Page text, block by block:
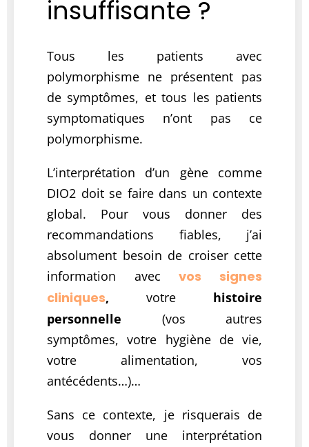
insuffisante ?
Tous les patients avec
polymorphisme ne présentent pas
de symptômes, et tous les patients
symptomatiques n’ont pas ce
polymorphisme.
L’interprétation d’un gène comme
DIO2 doit se faire dans un contexte
global. Pour vous donner des
recommandations fiables, j’ai
absolument besoin de croiser cette
information avecvos signes
cliniques, votre histoire
personnelle (vos autres
symptômes, votre hygiène de vie,
votre alimentation, vos
antécédents…)…
Sans ce contexte, je risquerais de
vous donner une interprétation